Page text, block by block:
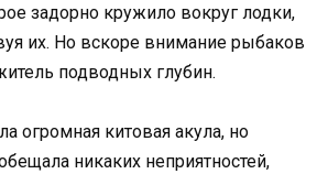
задорно кружило вокруг лодки,
их. Но вскоре внимание рыбаков
подводных глубин.
огромная китовая акула, но
никаких неприятностей,